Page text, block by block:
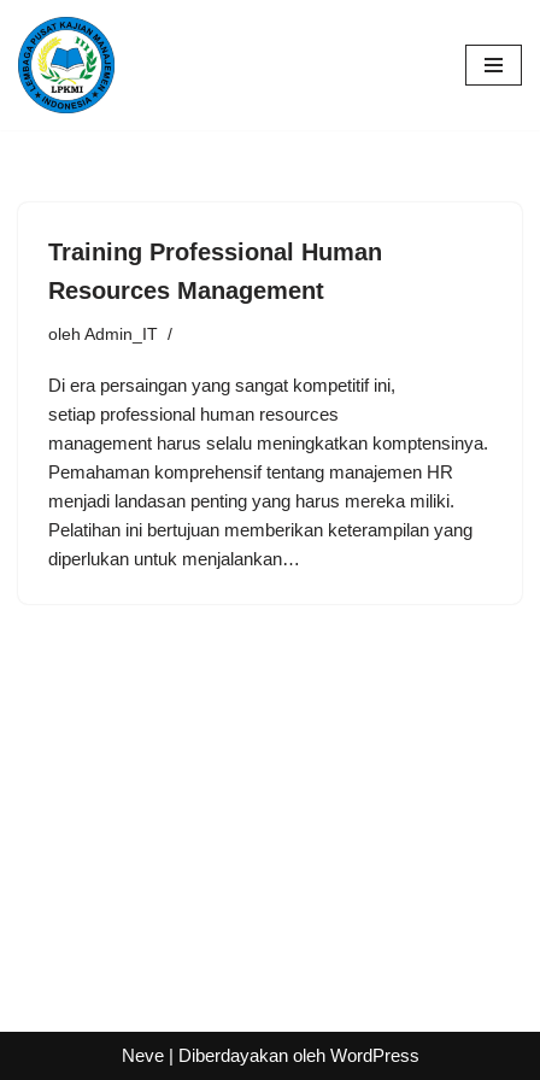
Lompat
ke
Training Professional Human
Resources Management
oleh Admin_IT
Di era persaingan yang sangat kompetitif ini,
setiap professional human resources
management harus selalu meningkatkan komptensinya.
Pemahaman komprehensif tentang manajemen HR
menjadi landasan penting yang harus mereka miliki.
Pelatihan ini bertujuan memberikan keterampilan yang
diperlukan untuk menjalankan…
Neve| Diberdayakan oleh WordPress